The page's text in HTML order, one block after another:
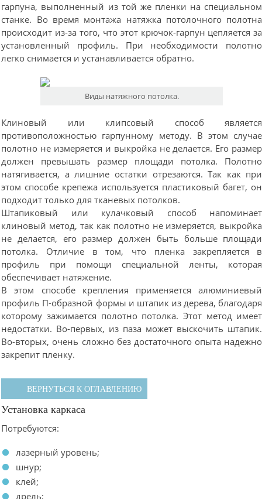
гарпуна, выполненный из той же пленки на специальном
станке. Во время монтажа натяжка потолочного полотна
происходит из-за того, что этот крючок-гарпун цепляется за
установленный профиль. При необходимости полотно
легко снимается и устанавливается обратно.
Виды натяжного потолка.
Клиновый или клипсовый способ является
противоположностью гарпунному методу. В этом случае
полотно не измеряется и выкройка не делается. Его размер
должен превышать размер площади потолка. Полотно
натягивается, а лишние остатки отрезаются. Так как при
этом способе крепежа используется пластиковый багет, он
подходит только для тканевых потолков.
Штапиковый или кулачковый способ напоминает
клиновый метод, так как полотно не измеряется, выкройка
не делается, его размер должен быть больше площади
потолка. Отличие в том, что пленка закрепляется в
профиль при помощи специальной ленты, которая
обеспечивает натяжение.
В этом способе крепления применяется алюминиевый
профиль П-образной формы и штапик из дерева, благодаря
которому зажимается полотно потолка. Этот метод имеет
недостатки. Во-первых, из паза может выскочить штапик.
Во-вторых, очень сложно без достаточного опыта надежно
закрепит пленку.
ВЕРНУТЬСЯ К ОГЛАВЛЕНИЮ
Установка каркаса
Потребуются:
лазерный уровень;
шнур;
клей;
дрель;